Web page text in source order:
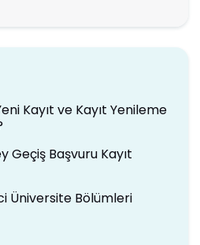
Kayıt ve Kayıt Yenileme
Geçiş Başvuru Kayıt
Üniversite Bölümleri